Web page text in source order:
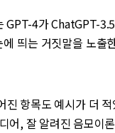
GPT-4가 ChatGPT-
띄는 거짓말을 노출
진 항목도 예시가 더
어, 잘 알려진 음모이